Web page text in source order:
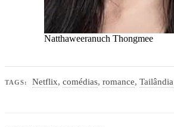
Natthaweeranuch Thongmee
TAGS: Netflix,comédias,romance,Tailândia